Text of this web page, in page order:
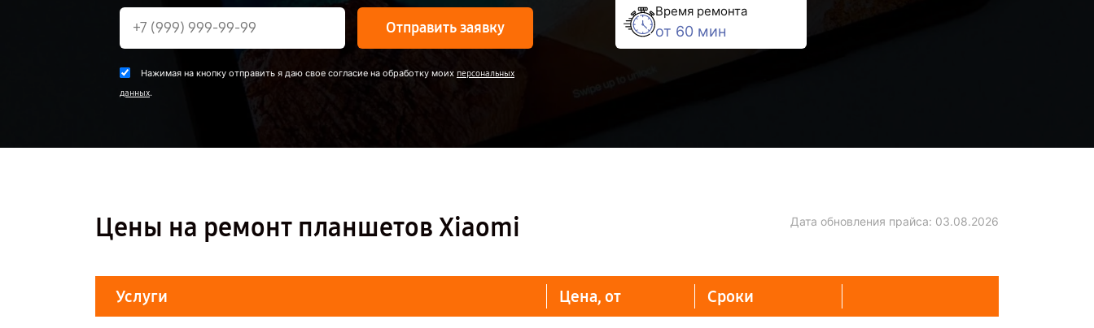
Отправить заявку
Нажимая на кнопку отправить я даю свое согласие на обработку моих персональных
данных.
Время ремонта
от 60 мин
Цены на ремонт планшетов Xiaomi Дата обновления прайса: 03.08.2026
Услуги Цена, от Сроки